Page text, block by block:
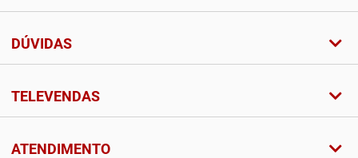
DÚVIDAS
TELEVENDAS
ATENDIMENTO